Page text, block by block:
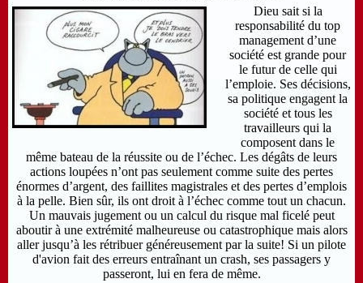
Dieu sait si la
responsabilité du top
management d’une
société est grande pour
le futur de celle qui
l’emploie. Ses décisions,
sa politique engagent la
société et tous les
travailleurs qui la
composent dans le
même bateau de la réussite ou de l’échec. Les dégâts de leurs
actions loupées n’ont pas seulement comme suite des pertes
énormes d’argent, des faillites magistrales et des pertes d’emplois
à la pelle. Bien sûr, ils ont droit à l’échec comme tout un chacun.
Un mauvais jugement ou un calcul du risque mal ficelé peut
aboutir à une extrémité malheureuse ou catastrophique mais alors
aller jusqu’à les rétribuer généreusement par la suite! Si un pilote
d'avion fait des erreurs entraînant un crash, ses passagers y
passeront, lui en fera de même.